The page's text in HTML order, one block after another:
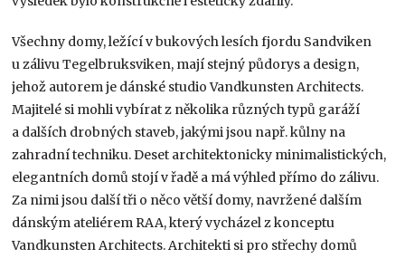
Všechny domy, ležící v bukových lesích fjordu Sandviken
u zálivu Tegelbruksviken, mají stejný půdorys a design,
jehož autorem je dánské studio Vandkunsten Architects.
Majitelé si mohli vybírat z několika různých typů garáží
a dalších drobných staveb, jakými jsou např. kůlny na
zahradní techniku. Deset architektonicky minimalistických,
elegantních domů stojí v řadě a má výhled přímo do zálivu.
Za nimi jsou další tři o něco větší domy, navržené dalším
dánským ateliérem RAA, který vycházel z konceptu
Vandkunsten Architects. Architekti si pro střechy domů